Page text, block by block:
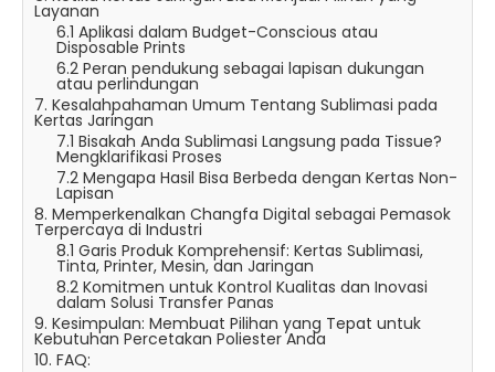
Layanan
6.1 Aplikasi dalam Budget-Conscious atau
Disposable Prints
6.2 Peran pendukung sebagai lapisan dukungan
atau perlindungan
7. Kesalahpahaman Umum Tentang Sublimasi pada
Kertas Jaringan
7.1 Bisakah Anda Sublimasi Langsung pada Tissue?
Mengklarifikasi Proses
7.2 Mengapa Hasil Bisa Berbeda dengan Kertas Non-
Lapisan
8. Memperkenalkan Changfa Digital sebagai Pemasok
Terpercaya di Industri
8.1 Garis Produk Komprehensif: Kertas Sublimasi,
Tinta, Printer, Mesin, dan Jaringan
8.2 Komitmen untuk Kontrol Kualitas dan Inovasi
dalam Solusi Transfer Panas
9. Kesimpulan: Membuat Pilihan yang Tepat untuk
Kebutuhan Percetakan Poliester Anda
10. FAQ: